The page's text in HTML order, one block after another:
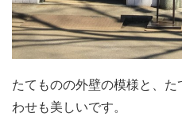
たてものの外壁の模様と、
わせも美しいです。